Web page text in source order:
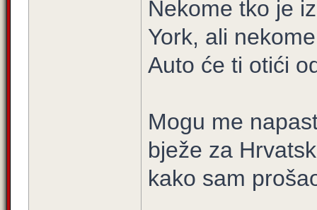
Nekome tko je
York, ali
Auto će ti otići
Mogu me
bježe za
kako sam